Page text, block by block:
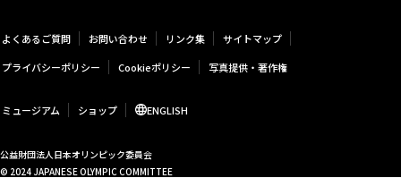
よくあるご質問 お問い合わせ リンク集
サイトマップ
プライバシーポリシー
Cookieポリシー 写真提供・著作権
ミュージアム ショップ ENGLISH
公益財団法人日本オリンピック委員会
© 2024 JAPANESE OLYMPIC COMMITTEE